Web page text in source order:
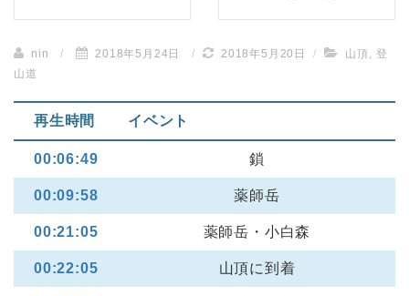
nin / 2018年5月24日 / 2018年5月20日 / 山頂 ,登
山道
再生時間 イベント
00:06:49 鎖
00:09:58 薬師岳
00:21:05 薬師岳・小白森
00:22:05 山頂に到着